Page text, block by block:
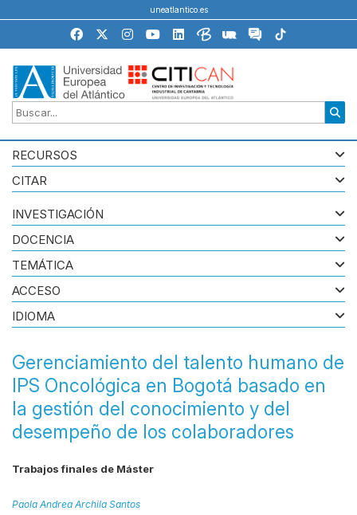
uneatlantico.es
RECURSOS
CITAR
Gerenciamiento del talento humano de
IPS Oncológica en Bogotá basado en
la gestión del conocimiento y del
desempeño de los colaboradores
Trabajos finales de Máster
Paola Andrea Archila Santos
INVESTIGACIÓN
DOCENCIA
TEMÁTICA
ACCESO
IDIOMA